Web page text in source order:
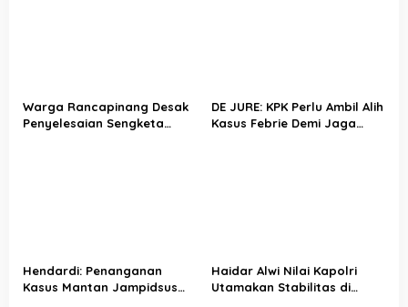
Warga Rancapinang Desak
Penyelesaian Sengketa
DE JURE: KPK Perlu Ambil Alih
Kasus Febrie Demi Jaga
Hendardi: Penanganan
Kasus Mantan Jampidsus
Haidar Alwi Nilai Kapolri
Utamakan Stabilitas di